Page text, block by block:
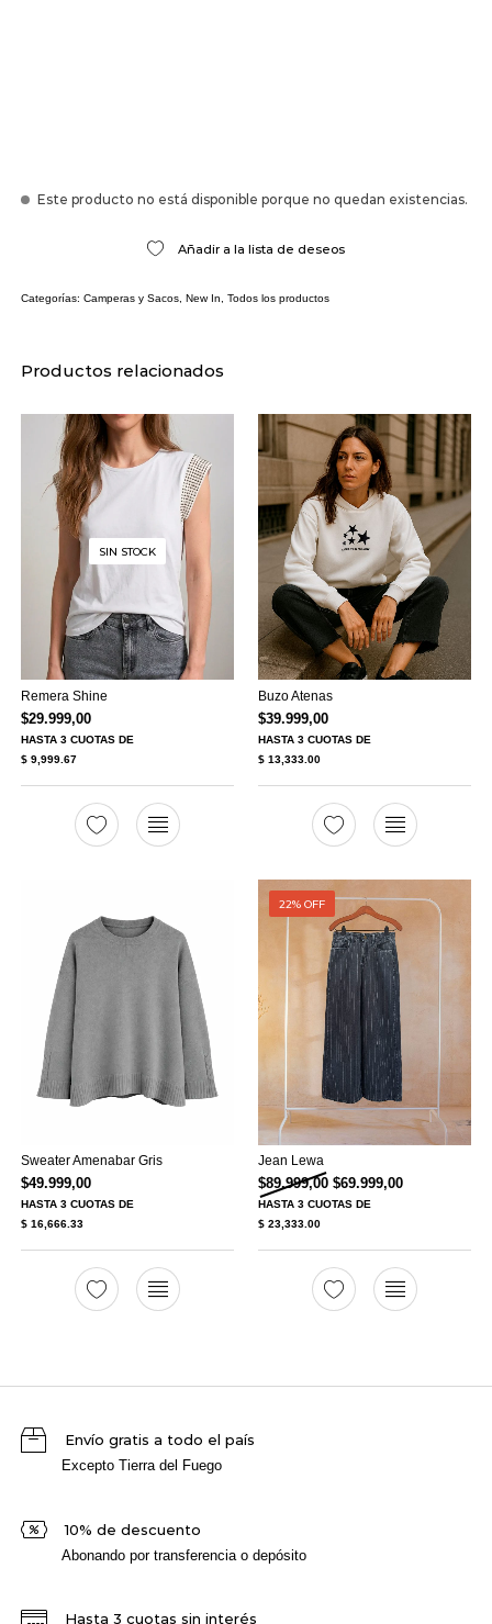
Este producto no está disponible porque no quedan existencias.
Añadir a la lista de deseos
Categorías: Camperas y Sacos, New In Todos los productos
Productos relacionados
SIN STOCK
Remera Shine
$29.999,00
HASTA 3 CUOTASDE
$ 9,999.67
Buzo Atenas
$39.999,00
HASTA3 CUOTAS DE
$ 13,333.00
Sweater Amenabar Gris
$49.999,00
HASTA 3 CUOTASDE
$ 16,666.33
22% OFF
Jean Lewa
$89.999,00 El precio original era:
$69.999,00El precio
HASTA3 CUOTAS DE
$ 23,333.00
Envío gratis a todo el país
Excepto Tierra del Fuego
10% de descuento
Abonando por transferencia o depósito
Hasta 3 cuotas sin interés